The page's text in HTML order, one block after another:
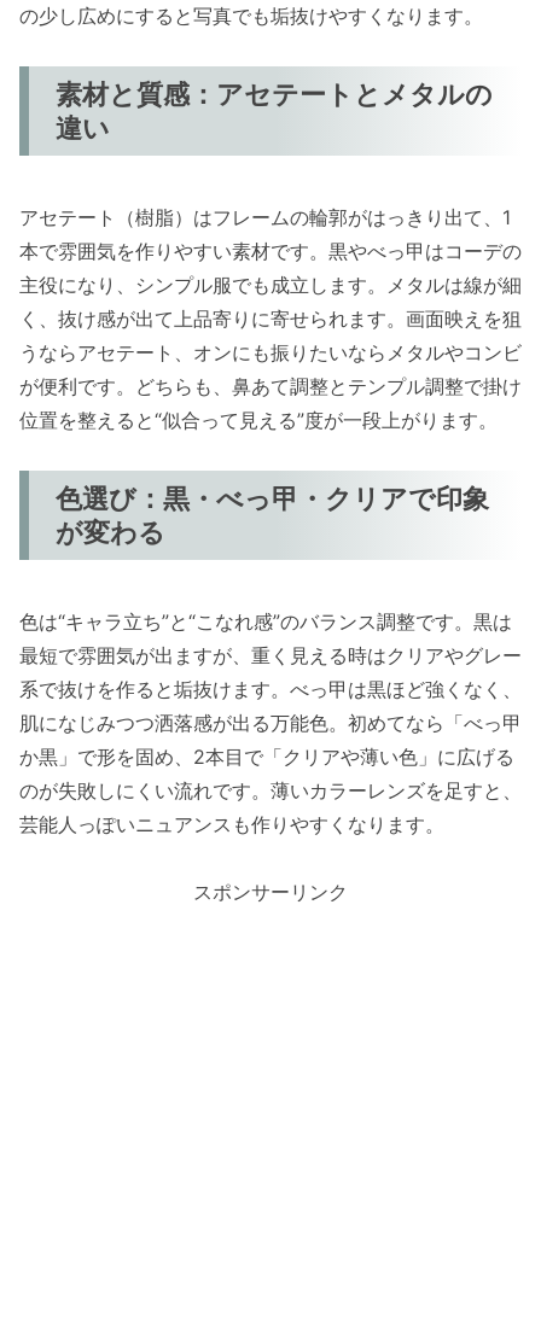
の少し広めにすると写真でも垢抜けやすくなります。
素材と質感：アセテートとメタルの
違い
アセテート（樹脂）はフレームの輪郭がはっきり出て、1
本で雰囲気を作りやすい素材です。黒やべっ甲はコーデの
主役になり、シンプル服でも成立します。メタルは線が細
く、抜け感が出て上品寄りに寄せられます。画面映えを狙
うならアセテート、オンにも振りたいならメタルやコンビ
が便利です。どちらも、鼻あて調整とテンプル調整で掛け
位置を整えると“似合って見える”度が一段上がります。
色選び：黒・べっ甲・クリアで印象
が変わる
色は“キャラ立ち”と“こなれ感”のバランス調整です。黒は
最短で雰囲気が出ますが、重く見える時はクリアやグレー
系で抜けを作ると垢抜けます。べっ甲は黒ほど強くなく、
肌になじみつつ洒落感が出る万能色。初めてなら「べっ甲
か黒」で形を固め、2本目で「クリアや薄い色」に広げる
のが失敗しにくい流れです。薄いカラーレンズを足すと、
芸能人っぽいニュアンスも作りやすくなります。
スポンサーリンク